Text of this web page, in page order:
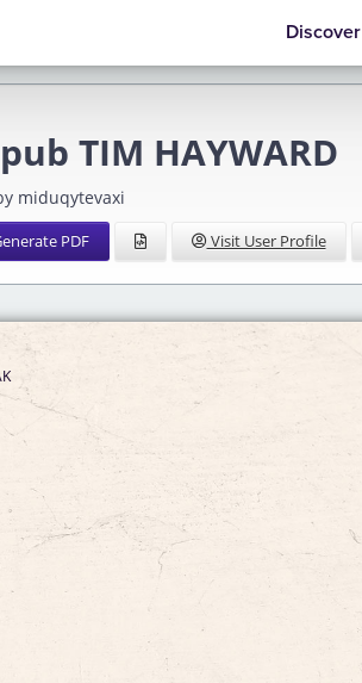
Discover
TIM HAYWARD
miduqytevaxi
PDF Visit User Profile